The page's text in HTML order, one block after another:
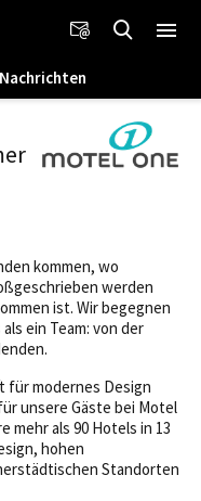
Nachrichten
kommen, wo
werden
ist. Wir begegnen
ein Team: von der
für modernes Design
unsere Gäste bei Motel
mehr als 90 Hotels in 13
hohen
Standorten